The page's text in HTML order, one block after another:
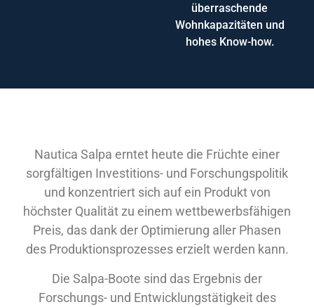
überraschende
Wohnkapazitäten und
hohes Know-how.
Nautica Salpa erntet heute die Früchte einer
sorgfältigen Investitions- und Forschungspolitik
und konzentriert sich auf ein Produkt von
höchster Qualität zu einem wettbewerbsfähigen
Preis, das dank der Optimierung aller Phasen
des Produktionsprozesses erzielt werden kann.
Die Salpa-Boote sind das Ergebnis der
Forschungs- und Entwicklungstätigkeit des